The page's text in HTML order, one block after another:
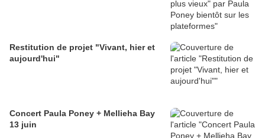
Restitution de projet "Vivant, hier et
aujourd'hui"
Concert Paula Poney + Mellieha Bay
13 juin